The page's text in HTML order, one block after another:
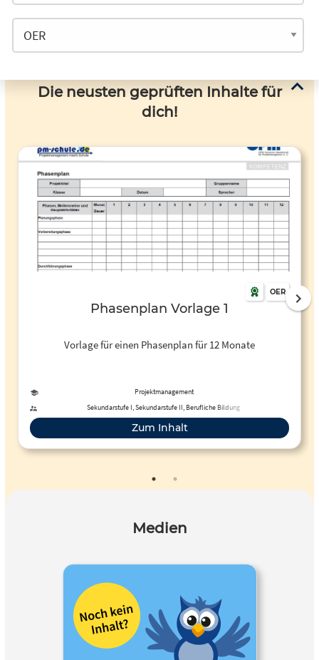
Die neusten geprüften Inhalte für
dich!
OER
Phasenplan Vorlage 1
Vorlage für einen Phasenplan für 12 Monate
Projektmanagement
Sekundarstufe I, Sekundarstufe II, Berufliche Bildung
Zum Inhalt
Medien